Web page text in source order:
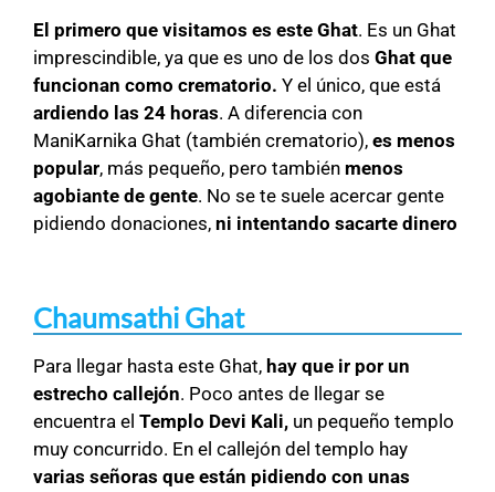
El primero que visitamos es este Ghat. Es un Ghat
imprescindible, ya que es uno de los dos Ghat que
funcionan como crematorio. Y el único, que está
ardiendo las 24 horas. A diferencia con
ManiKarnika Ghat (también crematorio), es menos
popular, más pequeño, pero también menos
agobiante de gente. No se te suele acercar gente
pidiendo donaciones, ni intentando sacarte dinero
Chaumsathi Ghat
Para llegar hasta este Ghat, hay que ir por un
estrecho callejón. Poco antes de llegar se
encuentra el Templo Devi Kali, un pequeño templo
muy concurrido. En el callejón del templo hay
varias señoras que están pidiendo con unas